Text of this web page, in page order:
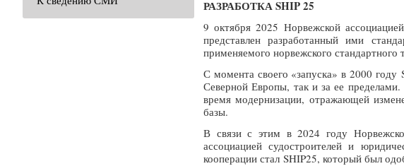
РАЗРАБОТКА SHIP 25
9 октября 2025 Норвежской
представлен разработанный ими
применяемого норвежского стандартного
С момента своего «запуска» в 2000
Северной Европы, так и за ее пределами.
время модернизации, отражающей
базы.
В связи с этим в 2024 году
ассоциацией судостроителей и
кооперации стал SHIP25, который был